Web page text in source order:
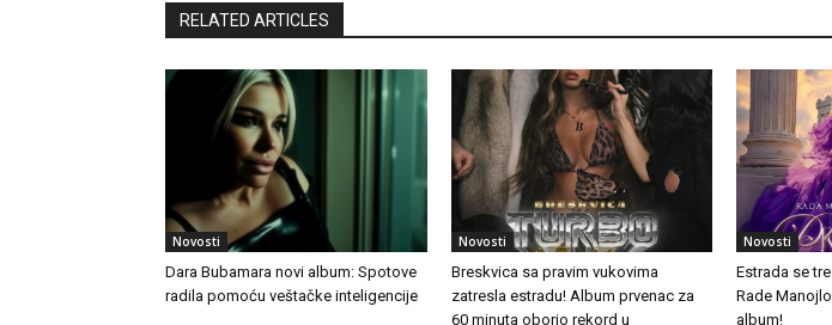
RELATED ARTICLES
Novosti
Dara Bubamara novi album: Spotove
radila pomoću veštačke inteligencije
Novosti
Breskvica sa pravim vukovima
zatresla estradu! Album prvenac za
60 minuta oborio rekord u
Novosti
Estrada se
Rade
album!